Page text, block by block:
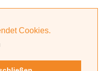
Cookies.